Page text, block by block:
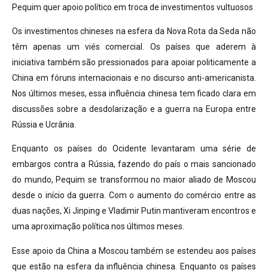
Pequim quer apoio político em troca de investimentos vultuosos
Os investimentos chineses na esfera da Nova Rota da Seda não
têm apenas um viés comercial. Os países que aderem à
iniciativa também são pressionados para apoiar politicamente a
China em fóruns internacionais e no discurso anti-americanista.
Nos últimos meses, essa influência chinesa tem ficado clara em
discussões sobre a desdolarização e a guerra na Europa entre
Rússia e Ucrânia.
Enquanto os países do Ocidente levantaram uma série de
embargos contra a Rússia, fazendo do país o mais sancionado
do mundo, Pequim se transformou no maior aliado de Moscou
desde o início da guerra. Com o aumento do comércio entre as
duas nações, Xi Jinping e Vladimir Putin mantiveram encontros e
uma aproximação política nos últimos meses.
Esse apoio da China a Moscou também se estendeu aos países
que estão na esfera da influência chinesa. Enquanto os países